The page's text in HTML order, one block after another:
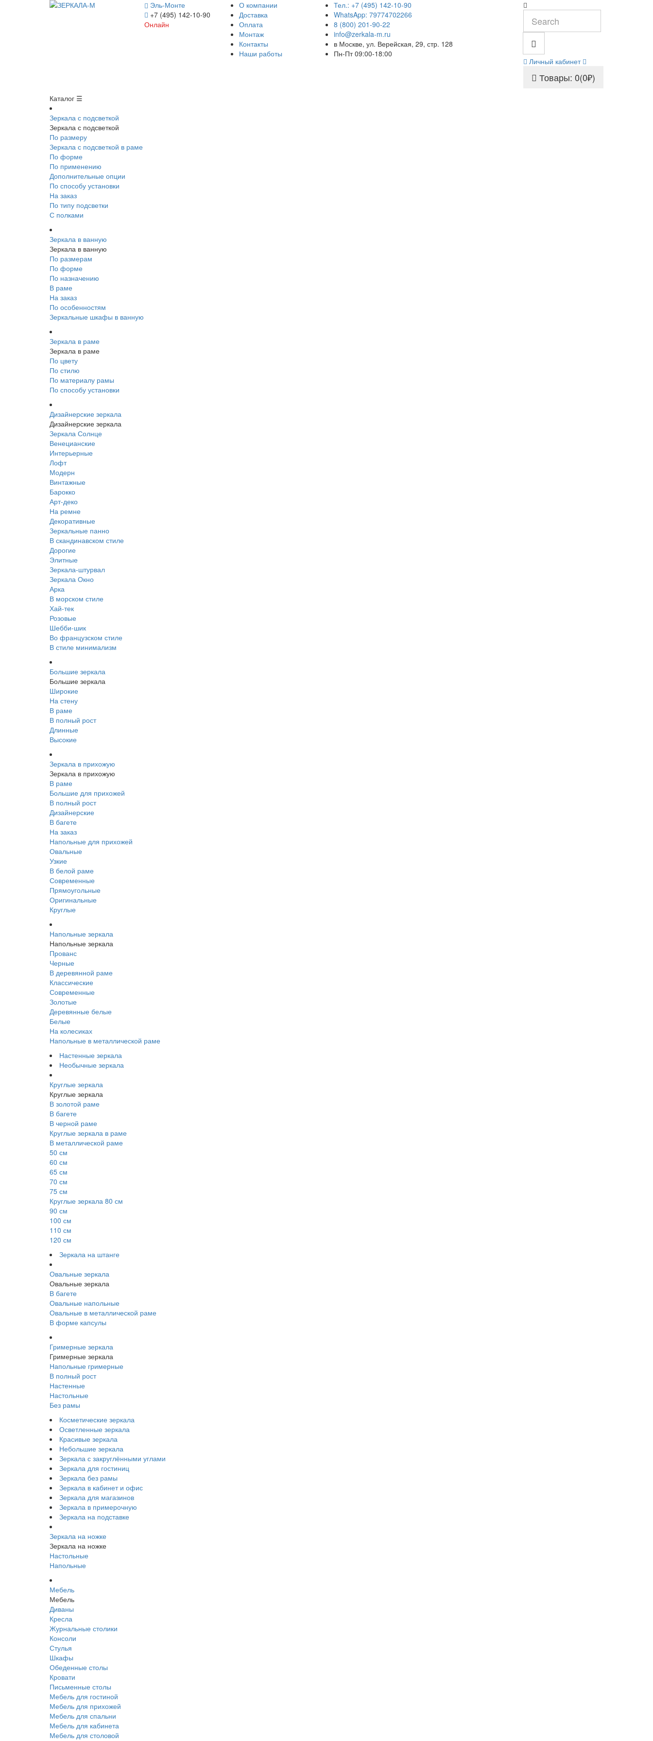
Эль-Монте
+7 (495) 142-10-90
Онлайн
О компании
Доставка
Оплата
Монтаж
Контакты
Наши работы
Тел.: +7 (495) 142-10-90
WhatsApp: 79774702266
8 (800) 201-90-22
info@zerkala-m.ru
в Москве, ул. Верейская, 29, стр. 128
Пн-Пт 09:00-18:00
Личный кабинет
Товары: 0(0₽)
Каталог ☰
Зеркала с подсветкой
Зеркала с подсветкой
По размеру
Зеркала с подсветкой в раме
По форме
По применению
Дополнительные опции
По способу установки
На заказ
По типу подсветки
С полками
Зеркала в ванную
Зеркала в ванную
По размерам
По форме
По назначению
В раме
На заказ
По особенностям
Зеркальные шкафы в ванную
Зеркала в раме
Зеркала в раме
По цвету
По стилю
По материалу рамы
По способу установки
Дизайнерские зеркала
Дизайнерские зеркала
Зеркала Солнце
Венецианские
Интерьерные
Лофт
Модерн
Винтажные
Барокко
Арт-деко
На ремне
Декоративные
Зеркальные панно
В скандинавском стиле
Дорогие
Элитные
Зеркала-штурвал
Зеркала Окно
Арка
В морском стиле
Хай-тек
Розовые
Шебби-шик
Во французском стиле
В стиле минимализм
Большие зеркала
Большие зеркала
Широкие
На стену
В раме
В полный рост
Длинные
Высокие
Зеркала в прихожую
Зеркала в прихожую
В раме
Большие для прихожей
В полный рост
Дизайнерские
В багете
На заказ
Напольные для прихожей
Овальные
Узкие
В белой раме
Современные
Прямоугольные
Оригинальные
Круглые
Напольные зеркала
Напольные зеркала
Прованс
Черные
В деревянной раме
Классические
Современные
Золотые
Деревянные белые
Белые
На колесиках
Напольные в металлической раме
Настенные зеркала
Необычные зеркала
Круглые зеркала
Круглые зеркала
В золотой раме
В багете
В черной раме
Круглые зеркала в раме
В металлической раме
50 см
60 см
65 см
70 см
75 см
Круглые зеркала 80 см
90 см
100 см
110 см
120 см
Зеркала на штанге
Овальные зеркала
Овальные зеркала
В багете
Овальные напольные
Овальные в металлической раме
В форме капсулы
Гримерные зеркала
Гримерные зеркала
Напольные гримерные
В полный рост
Настенные
Настольные
Без рамы
Косметические зеркала
Осветленные зеркала
Красивые зеркала
Небольшие зеркала
Зеркала с закруглёнными углами
Зеркала для гостиниц
Зеркала без рамы
Зеркала в кабинет и офис
Зеркала для магазинов
Зеркала в примерочную
Зеркала на подставке
Зеркала на ножке
Зеркала на ножке
Настольные
Напольные
Мебель
Мебель
Диваны
Кресла
Журнальные столики
Консоли
Стулья
Шкафы
Обеденные столы
Кровати
Письменные столы
Мебель для гостиной
Мебель для прихожей
Мебель для спальни
Мебель для кабинета
Мебель для столовой